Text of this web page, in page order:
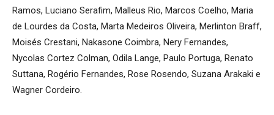
Ramos, Luciano Serafim, Malleus Rio, Marcos Coelho, Maria
de Lourdes da Costa, Marta Medeiros Oliveira, Merlinton Braff,
Moisés Crestani, Nakasone Coimbra, Nery Fernandes,
Nycolas Cortez Colman, Odila Lange, Paulo Portuga, Renato
Suttana, Rogério Fernandes, Rose Rosendo, Suzana Arakaki e
Wagner Cordeiro.